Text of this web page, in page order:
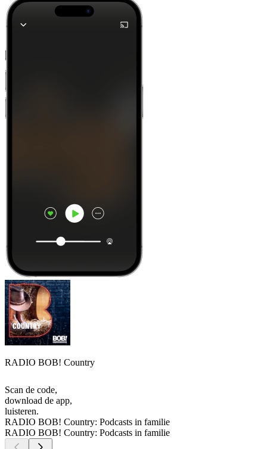
RADIO BOB! Country
Scan de code,
download de app,
luisteren.
RADIO BOB! Country: Podcasts in familie
RADIO BOB! Country: Podcasts in familie